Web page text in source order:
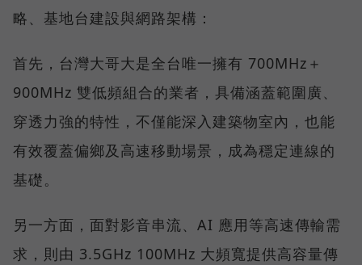
略、基地台建設與網路架構：
首先，台灣大哥大是全台唯一擁有 700MHz＋
900MHz 雙低頻組合的業者，具備涵蓋範圍廣、
穿透力強的特性，不僅能深入建築物室內，也能
有效覆蓋偏鄉及高速移動場景，成為穩定連線的
基礎。
另一方面，面對影音串流、AI 應用等高速傳輸需
求，則由 3.5GHz 100MHz 大頻寬提供高容量傳